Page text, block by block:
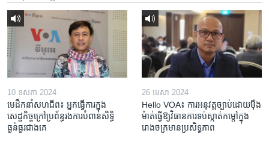
10 ឧសភា 2024
មេដឹកនាំសហជីព៖ អ្នកធ្វើការក្នុង
សេដ្ឋកិច្ចក្រៅប្រព័ន្ធរងការបំពានសិទ្ធិ
ធ្ងន់ធ្ងរជាងគេ
26 មេសា 2024
Hello VOA៖ ការអនុវត្ត​ច្បាប់​ដោយ​ម៉ឺង
ម៉ាត់​ធ្វើ​ឱ្យ​វិធានការ​ទប់ស្កាត់​កម្តៅ​ក្នុង​
រោងចក្រ​មាន​ប្រសិទ្ធភាព​​